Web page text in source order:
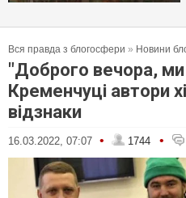
Вся правда з блогосфери » Новини
"Доброго вечора, ми
Кременчуці автори
відзнаки
16.03.2022, 07:07 • 1744 •